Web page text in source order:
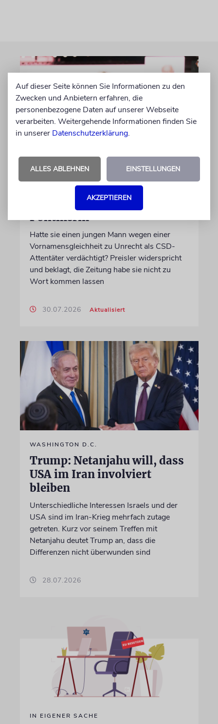
Tagesspiegel-Vorwürfe
gegen Karoline Preisler: Nun
antwortet die FDP-
Politikerin
Hatte sie einen jungen Mann wegen einer
Vornamensgleichheit zu Unrecht als CSD-
Attentäter verdächtigt? Preisler widerspricht
und beklagt, die Zeitung habe sie nicht zu
Wort kommen lassen
30.07.2026 Aktualisiert
WASHINGTON D.C.
Trump: Netanjahu will, dass
USA im Iran involviert
bleiben
Unterschiedliche Interessen Israels und der
USA sind im Iran-Krieg mehrfach zutage
getreten. Kurz vor seinem Treffen mit
Netanjahu deutet Trump an, dass die
Differenzen nicht überwunden sind
28.07.2026
IN EIGENER SACHE
Auf dieser Seite können Sie Informationen zu den
Zwecken und Anbietern erfahren, die
personenbezogene Daten auf unserer Webseite
verarbeiten. Weitergehende Informationen finden Sie
in unserer Datenschutzerklärung.
ALLES ABLEHNEN EINSTELLUNGEN
AKZEPTIEREN